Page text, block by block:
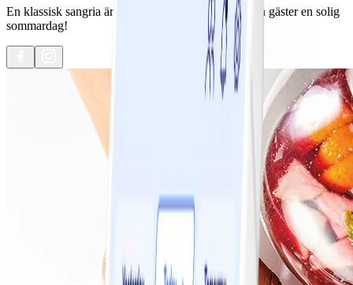
En klassisk sangria är alltid en god idé om du ska ha gäster en solig
sommardag!